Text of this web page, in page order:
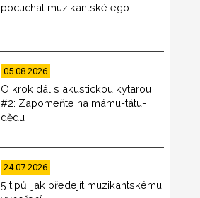
pocuchat muzikantské ego
05.08.2026
O krok dál s akustickou kytarou
#2: Zapomeňte na mámu-tátu-
dědu
24.07.2026
5 tipů, jak předejít muzikantskému